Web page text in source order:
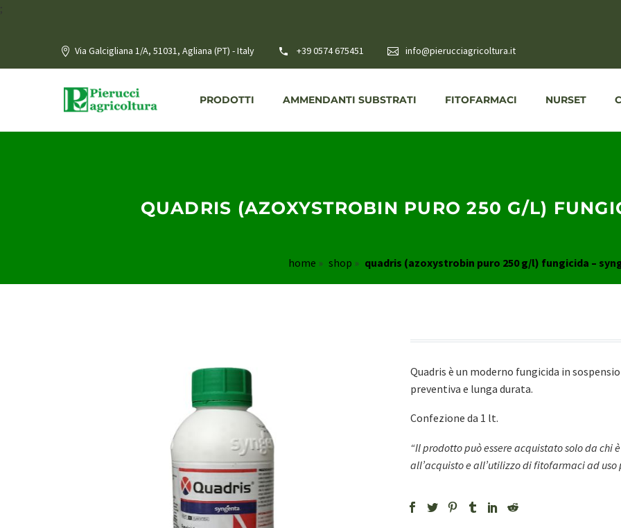
;
Via Galcigliana 1/A, 51031, Agliana (PT) - Italy +39 0574 675451 info@pierucciagricoltura.it
PRODOTTI AMMENDANTI SUBSTRATI FITOFARMACI NURSET
QUADRIS (AZOXYSTROBIN PURO 250 G/L)
home » shop » quadris (azoxystrobin puro 250 g/l) fungicida –
Quadris è un moderno fungicida in
preventiva e lunga durata.
Confezione da 1 lt.
“Il prodotto può essere acquistato solo da
all’acquisto e all’utilizzo di fitofarmaci ad uso